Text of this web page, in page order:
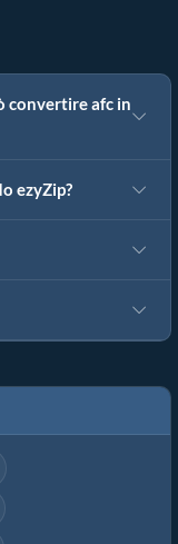
convertire afc in
ezyZip?